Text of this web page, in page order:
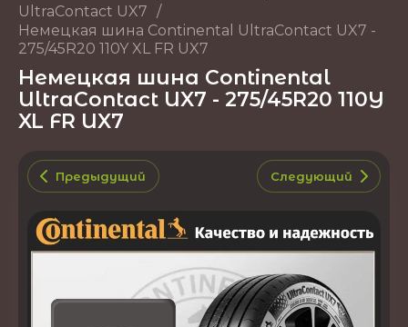
UltraContact UX7 /
Немецкая шина Continental UltraContact UX7 -
275/45R20 110Y XL FR UX7
Немецкая шина Continental
UltraContact UX7 - 275/45R20 110Y
XL FR UX7
Предыдущий Следующий